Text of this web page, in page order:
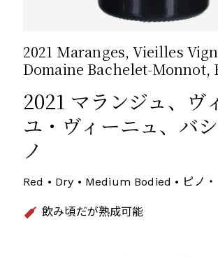
2021 Maranges, Vieilles
Domaine Bachelet-Monnot,
2021 マランジュ、ヴ
ユ・ヴィーニュ、バ
ノ
Red • Dry • Medium Bodied • ピノ・
飲み頃だが熟成可能